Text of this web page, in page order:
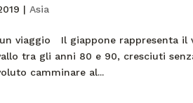
| Asia
viaggio Il giappone rappresenta il
tra gli anni 80 e 90, cresciuti
camminare al...